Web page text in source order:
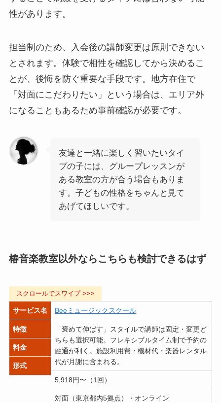
性があります。
担当制のため、入会後の講師変更は原則できない
とされます。体験で相性を確認してから決めるこ
とが、後悔を防ぐ重要な手段です。地方在住で
「対面にこだわりたい」という場合は、エリア外
になることもあるため事前確認が必要です。
友達と一緒に楽しく習いたいタイ
プの子には、グループレッスンが
ある教室の方が合う場合もありま
す。子どもの性格をちゃんと見て
あげてほしいです。
椿音楽教室以外ならこちらも検討できるはず
サービス名
特徴
料金
形式
Beeミュージックスクール
「褒めて伸ばす」スタイルで講師は固定・変更ど
ちらも選択可能。フレキシブルタイム制で予約の
融通が利く。施設利用費・機材代・楽器レンタル
代が月謝に含まれる。
5,918円〜（1回）
対面（東京都内5拠点）・オンライン